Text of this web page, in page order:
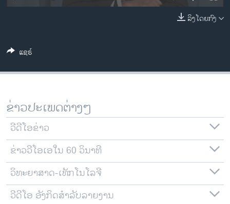
ວິທະຍາສາດ-ເທັກໂນໂລຈີ
ພາສາອັງກິດ
ລາຍການກະຈາຍສຽງ
ລາຍງານ
ຕິດຕາມພວກເຮົາ ທີ່
ພາສາຕ່າງໆ
ລິງໂດຍກົງ
ແຊຣ໌
ຂ່າວປະເພດຕ່າງໆ
ວີດີໂອຂ່າວ
ຂ່າວວີໂອເອໃນ 60 ວິນາທີ
ວິທະຍາສາດ-ເທັກໂນໂລຈີ
ວີດີໂອ ອັງກິດສຳລັບລາຍງານ